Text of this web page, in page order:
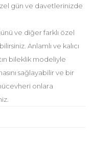
gün ve davetlerinizde
ve diğer farklı özel
Anlamlı ve kalıcı
bileklik modeliyle
sağlayabilir ve bir
onlara